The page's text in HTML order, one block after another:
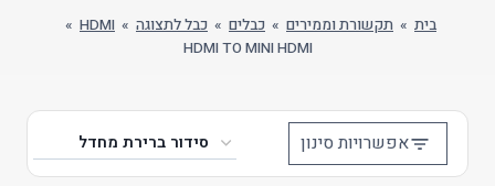
בית » תקשורת וממירים » כבלים » כבל לתצוגה »
HDMI
»
HDMI TO MINI HDMI
אפשרויות סינון